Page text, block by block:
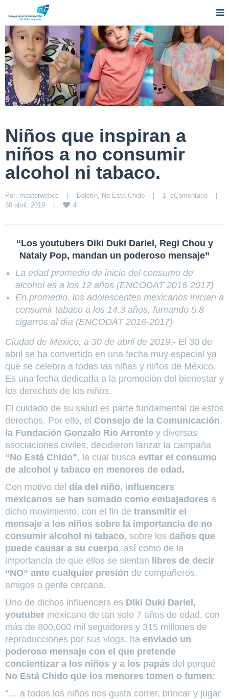
Niños que inspiran a
niños a no consumir
alcohol ni tabaco.
Por: masterwebcc | Boletín No Está Chido | 1  cComentario
|
30 abril, 2019 | 4
“Los youtubers Diki Duki Dariel, Regi Chou y
Nataly Pop, mandan un poderoso mensaje”
La edad promedio de inicio del consumo de
alcohol es a los 12 años (ENCODAT 2016-2017)
En promedio, los adolescentes mexicanos inician a
consumir tabaco a los 14.3 años, fumando 5.8
cigarros al día (ENCODAT 2016-2017)
Ciudad de México, a 30 de abril de 2019.- El 30 de
abril se ha convertido en una fecha muy especial ya
que se celebra a todas las niñas y niños de México.
Es una fecha dedicada a la promoción del bienestar y
los derechos de los niños.
El cuidado de su salud es parte fundamental de estos
derechos. Por ello, el Consejo de la Comunicación,
la Fundación Gonzalo Río Arronte y diversas
asociaciones civiles, decidieron lanzar la campaña
“No Está Chido”, la cual busca evitar el consumo
de alcohol y tabaco en menores de edad.
Con motivo del día del niño, influencers
mexicanos se han sumado como embajadores a
dicho movimiento, con el fin de transmitir el
mensaje a los niños sobre la importancia de no
consumir alcohol ni tabaco, sobre los daños que
puede causar a su cuerpo, así como de la
importancia de que ellos se sientan libres de decir
“NO” ante cualquier presión de compañeros,
amigos o gente cercana.
Uno de dichos influencers es Diki Duki Dariel,
youtuber mexicano de tan solo 7 años de edad, con
más de 800,000 mil seguidores y 315 millones de
reproducciones por sus vlogs, ha enviado un
poderoso mensaje con el que pretende
concientizar a los niños y a los papás del porqué
No Está Chido que los menores tomen o fumen:
“… a todos los niños nos gusta correr, brincar y jugar